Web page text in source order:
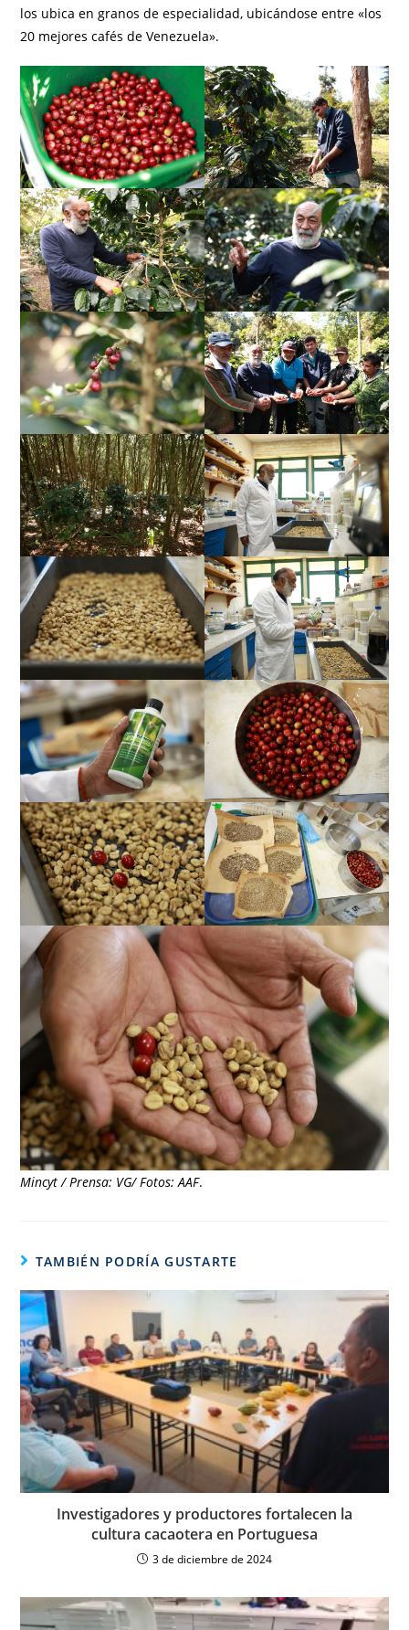
los ubica en granos de especialidad, ubicándose entre «los
20 mejores cafés de Venezuela».
Mincyt / Prensa: VG/ Fotos: AAF.
TAMBIÉN PODRÍA GUSTARTE
Investigadores y productores fortalecen la
cultura cacaotera en Portuguesa
3 de diciembre de 2024